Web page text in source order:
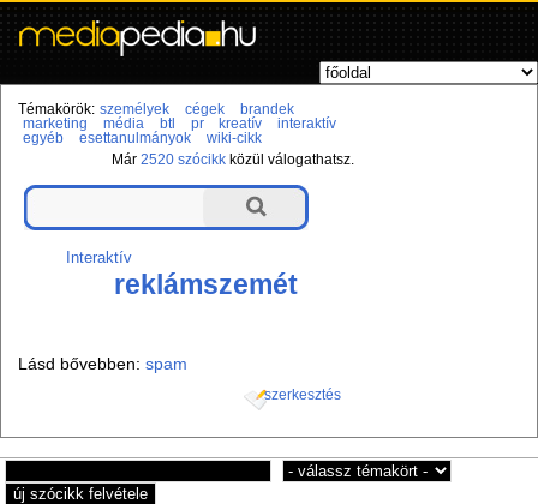
Témakörök: személyek cégek
brandek
marketing
média btl pr kreatív
interaktív
egyéb
esettanulmányok
wiki-cikk
Már2520 szócikk közül válogathatsz.
Interaktív
reklámszemét
Lásd bővebben:spam
szerkesztés